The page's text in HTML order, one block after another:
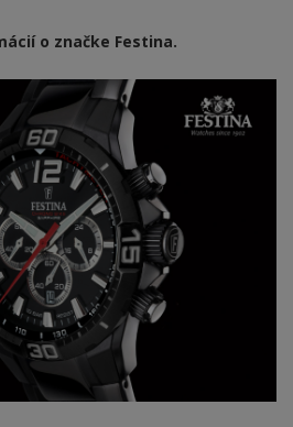
o značke Festina.